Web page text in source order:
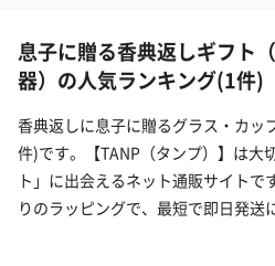
息子に贈る香典返しギフト
器）の人気ランキング(1件)
香典返しに息子に贈るグラス・カッ
件)です。【TANP（タンプ）】は大
ト」に出会えるネット通販サイトで
りのラッピングで、最短で即日発送